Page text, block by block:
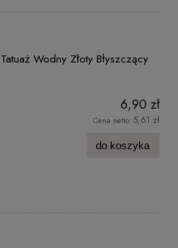
Wodny Złoty Błyszczący
6,90 zł
Cena netto: 5,61 zł
do koszyka